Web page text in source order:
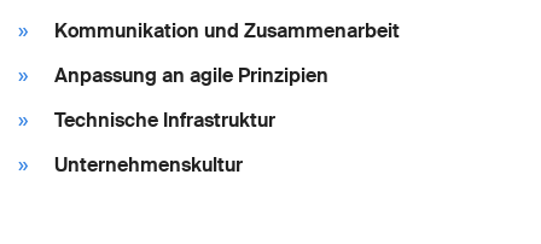
Kommunikation und Zusammenarbeit
Anpassung an agile Prinzipien
Technische Infrastruktur
Unternehmenskultur